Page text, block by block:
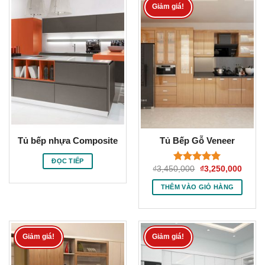
Tủ bếp nhựa Composite
ĐỌC TIẾP
Giảm giá!
Tủ Bếp Gỗ Veneer
Được xếp
hạng5.00
5 sao
₫3,450,000 Giá
là:
₫3,450,000.
₫3,250,000Giá
tại
THÊM VÀO GIỎ HÀNG
Giảm giá! Giảm giá!